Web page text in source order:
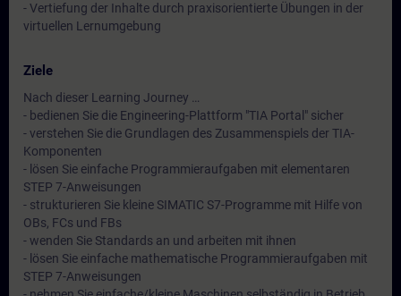
- Vertiefung der Inhalte durch praxisorientierte Übungen in der
virtuellen Lernumgebung
Ziele
Nach dieser Learning Journey …
- bedienen Sie die Engineering-Plattform "TIA Portal" sicher
- verstehen Sie die Grundlagen des Zusammenspiels der TIA-
Komponenten
- lösen Sie einfache Programmieraufgaben mit elementaren
STEP 7-Anweisungen
- strukturieren Sie kleine SIMATIC S7-Programme mit Hilfe von
OBs, FCs und FBs
- wenden Sie Standards an und arbeiten mit ihnen
- lösen Sie einfache mathematische Programmieraufgaben mit
STEP 7-Anweisungen